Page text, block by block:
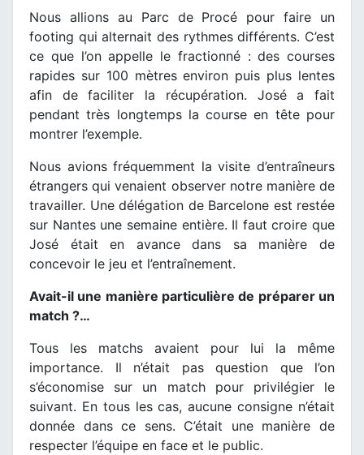
Nous allions au Parc de Procé pour faire un
footing qui alternait des rythmes différents. C’est
ce que l’on appelle le fractionné : des courses
rapides sur 100 mètres environ puis plus lentes
afin de faciliter la récupération. José a fait
pendant très longtemps la course en tête pour
montrer l’exemple.
Nous avions fréquemment la visite d’entraîneurs
étrangers qui venaient observer notre manière de
travailler. Une délégation de Barcelone est restée
sur Nantes une semaine entière. Il faut croire que
José était en avance dans sa manière de
concevoir le jeu et l’entraînement.
Avait-il une manière particulière de préparer un
match ?…
Tous les matchs avaient pour lui la même
importance. Il n’était pas question que l’on
s’économise sur un match pour privilégier le
suivant. En tous les cas, aucune consigne n’était
donnée dans ce sens. C’était une manière de
respecter l’équipe en face et le public.